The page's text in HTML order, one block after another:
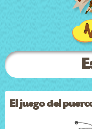
El juego del